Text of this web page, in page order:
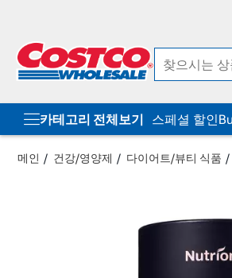
카테고리 전체보기 스페셜 할인
메인 건강/영양제 다이어트/뷰티 식품